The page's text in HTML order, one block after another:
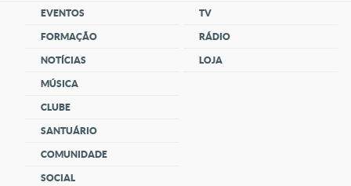
EVENTOS
FORMAÇÃO
NOTÍCIAS
MÚSICA
CLUBE
SANTUÁRIO
COMUNIDADE
SOCIAL
TV
RÁDIO
LOJA